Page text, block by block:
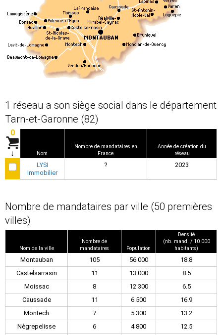
1 réseau a son siège social dans le département
Tarn-et-Garonne (82)
0
↓ Nom
Nombre de mandataires en
France
Année de création du
réseau
LYSI
Immobilier
? 2023
Nombre de mandataires par ville (50 premières
villes)
Nom de la ville
Nombre de
mandataires
Population
Densité
(nb. mand. / 10 000
habitants)
Montauban 105 56 000
18.8
Castelsarrasin
11 13 000
8.5
Moissac
8 12 300
6.5
Caussade
11 6 500
16.9
Montech
7 5 300
13.2
Nègrepelisse
6 4 800
12.5